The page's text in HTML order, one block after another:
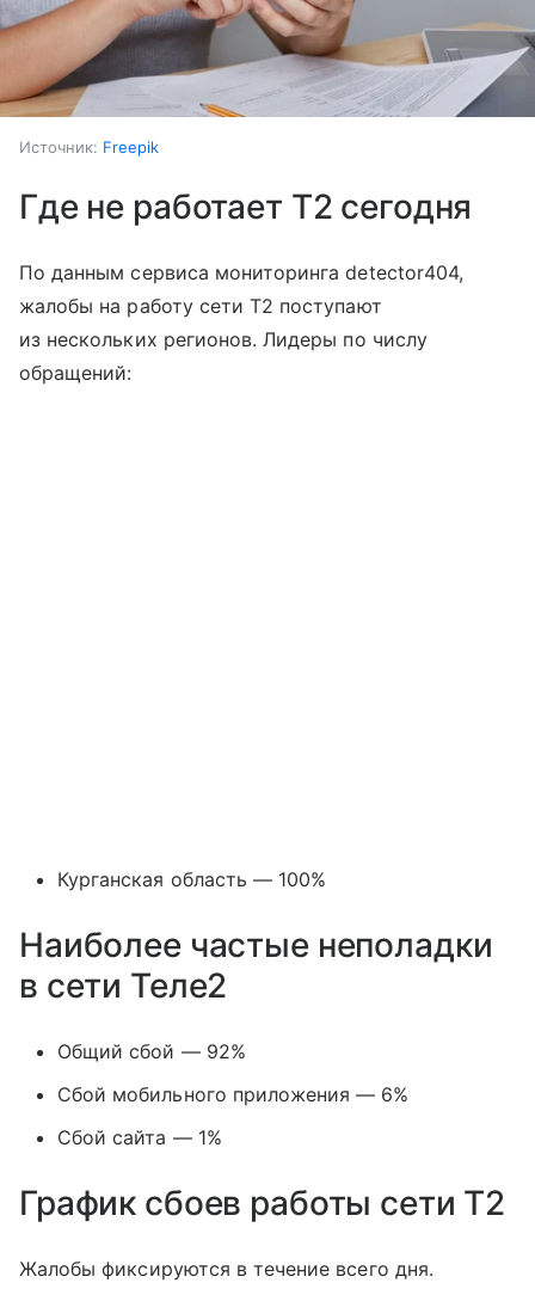
Источник: Freepik
Где не работает T2 сегодня
По данным сервиса мониторинга detector404,
жалобы на работу сети T2 поступают
из нескольких регионов. Лидеры по числу
обращений:
Курганская область — 100%
Наиболее частые неполадки
в сети Теле2
Общий сбой — 92%
Сбой мобильного приложения — 6%
Сбой сайта — 1%
График сбоев работы сети T2
Жалобы фиксируются в течение всего дня.